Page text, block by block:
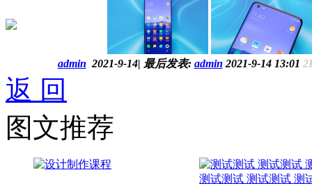
admin 2021-9-14| 最后发表: admin 2021-9-14 13:01
返 回
图文推荐